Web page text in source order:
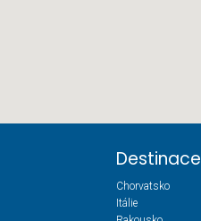
Destinace
Chorvatsko
Itálie